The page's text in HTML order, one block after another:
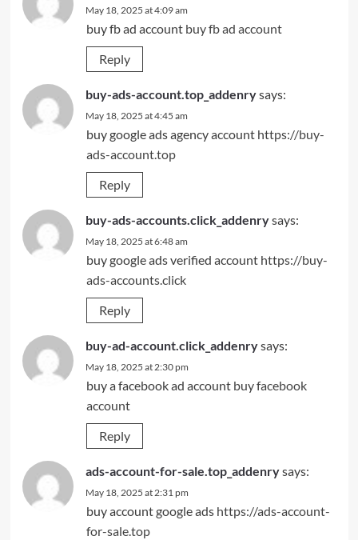
May 18, 2025 at 4:09 am
buy fb ad account buy fb ad account
Reply
buy-ads-account.top_addenrysays:
May 18, 2025 at 4:45 am
buy google ads agency account https://buy-
ads-account.top
Reply
buy-ads-accounts.click_addenrysays:
May 18, 2025 at 6:48 am
buy google ads verified account https://buy-
ads-accounts.click
Reply
buy-ad-account.click_addenrysays:
May 18, 2025 at 2:30 pm
buy a facebook ad account buy facebook
account
Reply
ads-account-for-sale.top_addenrysays:
May 18, 2025 at 2:31 pm
buy account google ads https://ads-account-
for-sale.top